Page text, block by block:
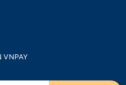
VNPAY